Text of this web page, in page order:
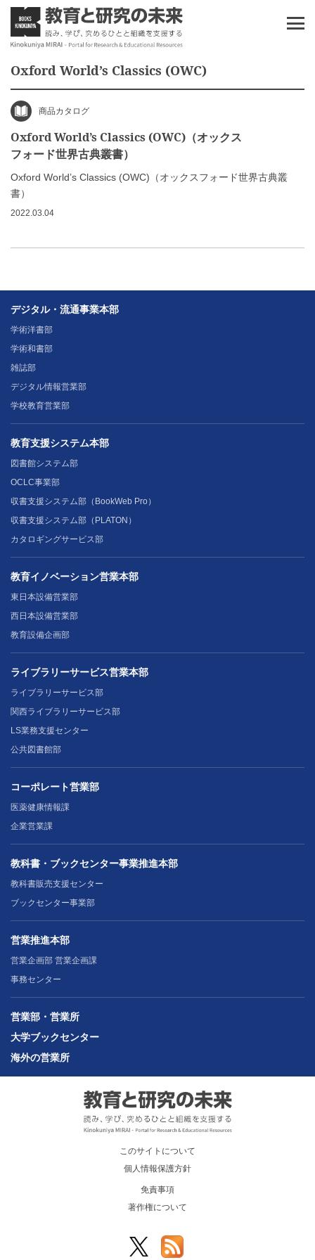
Oxford World’s Classics (OWC)
商品カタログ
Oxford World’s Classics (OWC)（オックス
フォード世界古典叢書）
Oxford World’s Classics (OWC)（オックスフォード世界古典叢
書）
2022.03.04
デジタル・流通事業本部
学術洋書部
学術和書部
雑誌部
デジタル情報営業部
学校教育営業部
教育支援システム本部
図書館システム部
OCLC事業部
収書支援システム部（BookWeb Pro）
収書支援システム部（PLATON）
カタロギングサービス部
教育イノベーション営業本部
東日本設備営業部
西日本設備営業部
教育設備企画部
ライブラリーサービス営業本部
ライブラリーサービス部
関西ライブラリーサービス部
LS業務支援センター
公共図書館部
コーポレート営業部
医薬健康情報課
企業営業課
教科書・ブックセンター事業推進本部
教科書販売支援センター
ブックセンター事業部
営業推進本部
営業企画部 営業企画課
事務センター
営業部・営業所
大学ブックセンター
海外の営業所
このサイトについて
個人情報保護方針
免責事項
著作権について